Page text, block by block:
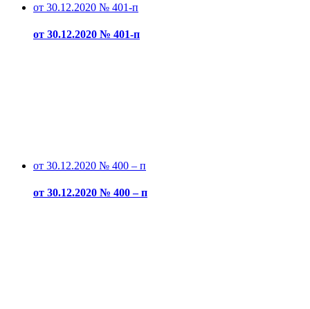
от 30.12.2020 № 401-п
от 30.12.2020 № 401-п
от 30.12.2020 № 400 – п
от 30.12.2020 № 400 – п